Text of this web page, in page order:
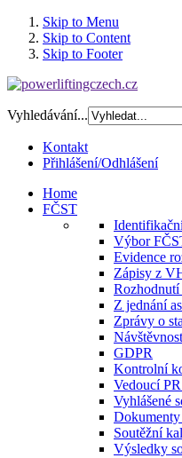
Skip to Menu
Skip to Content
Skip to Footer
Vyhledávání...
Kontakt
Přihlášení/Odhlášení
Home
FČST
Výbor
Evidence
Zápisy z
Z jednání
Zprávy o
GDPR
Kontrolní
Vedoucí
Vyhlášené
Soutěžní
Výsledky